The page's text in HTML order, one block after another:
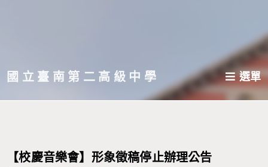
主國立臺南第二高級中學 選單
【校慶音樂會】形象徵稿停止辦理公告